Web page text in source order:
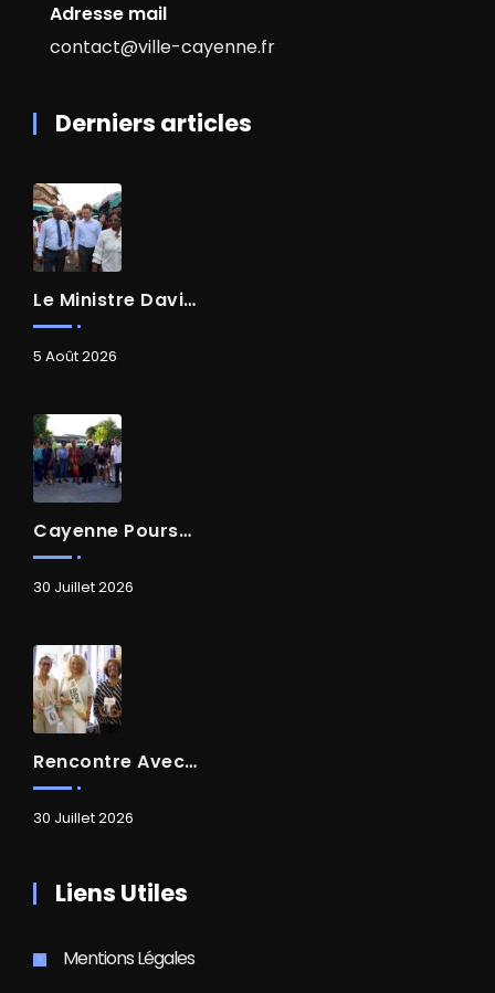
Adresse mail
contact@ville-cayenne.fr
Derniers articles
Le Ministre David AMIEL En Visite Dans Le Centre-Ville De Cayenne
5 Août 2026
Cayenne Poursuit Sa Transformation
30 Juillet 2026
Rencontre Avec Madame Isabelle FAMARO
30 Juillet 2026
Liens Utiles
Mentions Légales